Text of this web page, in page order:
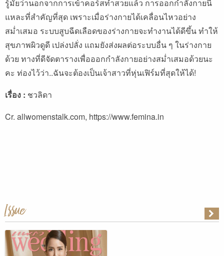
รู้มั้ยว่านอกจากการเข้าคอร์สทำสวยแล้ว การออกกำลังกายนี่
แหละที่สำคัญที่สุด เพราะเมื่อร่างกายได้เคลื่อนไหวอย่าง
สม่ำเสมอ ระบบสูบฉีดเลือดของร่างกายจะทำงานได้ดีขึ้น ทำให้
สุขภาพผิวดูดี เปล่งปลั่ง แถมยังส่งผลต่อระบบอื่น ๆ ในร่างกาย
ด้วย ทางที่ดีจัดตารางเพื่อออกกำลังกายอย่างสม่ำเสมอด้วยนะ
คะ ท่องไว้ว่า..ฉันจะต้องเป็นเจ้าสาวที่หุ่นเฟิร์มที่สุดให้ได้!
เรื่อง : ชวลิดา
Cr. allwomenstalk.com, https://www.femina.in
Issue